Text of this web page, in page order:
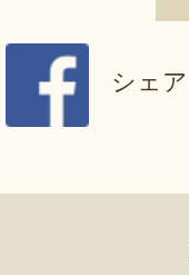
シェア